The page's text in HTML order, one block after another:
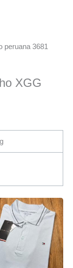
peruana 3681
XGG